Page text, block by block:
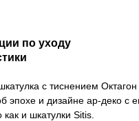
по уходу
с тиснением
эпохе и дизайне ар-деко с
как и шкатулки Sitis.